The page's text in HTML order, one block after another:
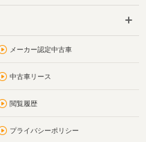
メーカー認定中古車
中古車リース
閲覧履歴
プライバシーポリシー